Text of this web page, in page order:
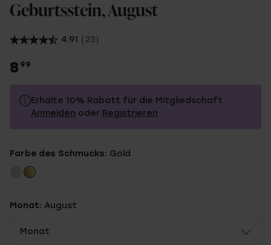
Geburtsstein, August
4.91 (23)
8 99
Erhalte 10% Rabatt für die Mitgliedschaft
Anmelden oder Registrieren
Ohne Mitgliederrabatt
Farbe des Schmucks: Gold
Monat: August
Monat